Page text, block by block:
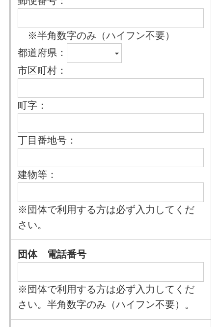
※半角数字のみ（ハイフン不要）
都道府県：
市区町村：
町字：
丁目番地号：
建物等：
※団体で利用する方は必ず入力してくだ
さい。
団体 電話番号
※団体で利用する方は必ず入力してくだ
さい。半角数字のみ（ハイフン不要）。